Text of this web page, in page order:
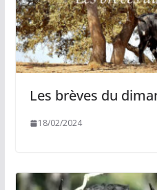
Les brèves du
18/02/2024